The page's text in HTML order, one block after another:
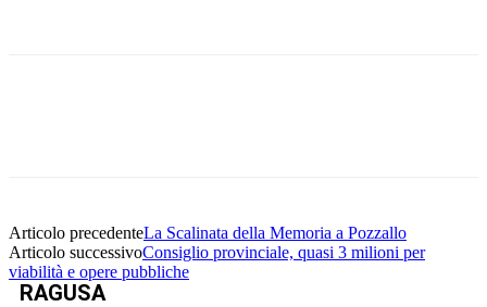
Articolo precedenteLa Scalinata della Memoria a Pozzallo
Articolo successivoConsiglio provinciale, quasi 3 milioni per
viabilità e opere pubbliche
RAGUSA